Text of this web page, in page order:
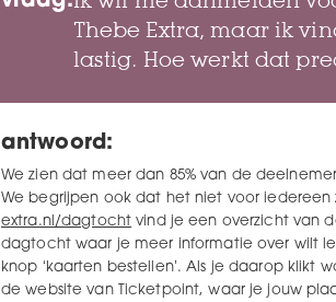
Thebe Extra, maar ik
lastig. Hoe werkt dat
antwoord:
We zien dat meer dan 85% van de
We begrijpen ook dat het niet voor
extra.nl/dagtocht vind je een overzicht van
dagtocht waar je meer informatie over wilt
knop ‘kaarten bestellen’. Als je daarop klikt
de website van Ticketpoint, waar je jouw